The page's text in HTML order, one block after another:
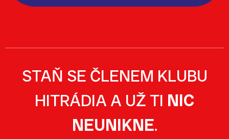
STAŇ SE ČLENEM KLUBU
HITRÁDIA A UŽ TI NIC
NEUNIKNE.